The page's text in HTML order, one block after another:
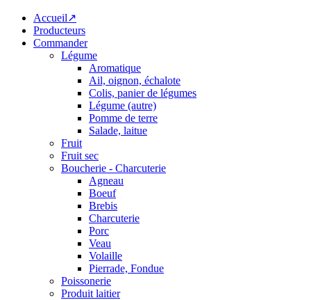
Accueil↗
Producteurs
Commander
Légume
Aromatique
Ail, oignon, échalote
Colis, panier de légumes
Légume (autre)
Pomme de terre
Salade, laitue
Fruit
Fruit sec
Boucherie - Charcuterie
Agneau
Boeuf
Brebis
Charcuterie
Porc
Veau
Volaille
Pierrade, Fondue
Poissonerie
Produit laitier